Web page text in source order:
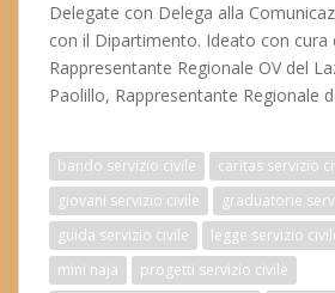
Delegate con Delega alla
con il Dipartimento. Ideato con cura
Rappresentante Regionale OV del
Paolillo, Rappresentante Regionale
bando servizio civile caritas servizio
giovani servizio civile
graduatorie
guida servizio civile
legge servizio
mini naja
progetti servizio civile